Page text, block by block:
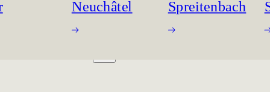
Neuchâtel Spreitenbach
ROOMS